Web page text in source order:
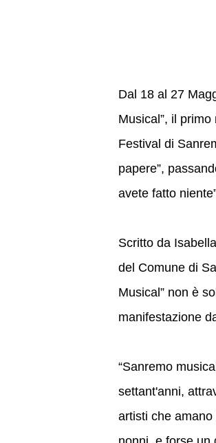
Dal 18 al 27
Musical”, il
Festival di
papere”,
avete fatto
Scritto da
del Comune di
Musical” non è
manifestazione
“Sanremo
settant'anni,
artisti che